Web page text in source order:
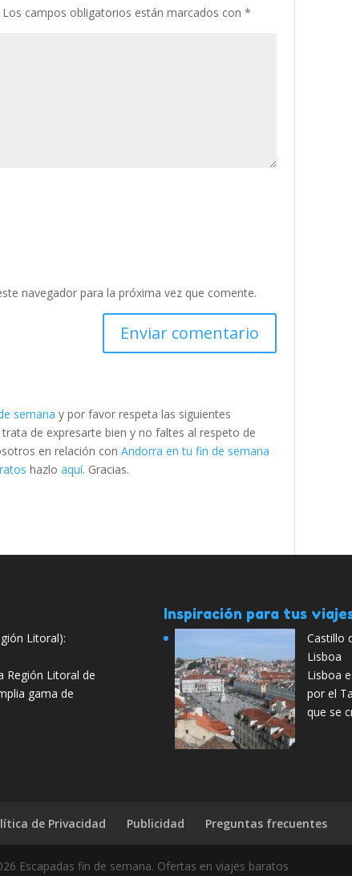
Los campos obligatorios están marcados con*
navegador para la próxima vez que comente.
semana y por favor respeta las siguientes
de expresarte bien y no faltes al respeto de
en relación conAndorra en tu fin de semana
hazloaquí. Gracias.
Litoral):
Región Litoral de
gama de
Inspiración para tus
Castillo
Lisboa
Lisboa
por el
que se
de Privacidad Publicidad Preguntas frecuentes
Escapadas fin de semana. Ofertas en viajes baratos